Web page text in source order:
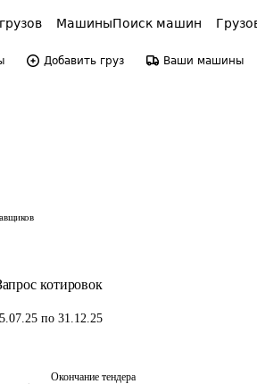
МашиныПоиск машин
Добавить груз Ваши машины
котировок
по 31.12.25
Окончание тендера